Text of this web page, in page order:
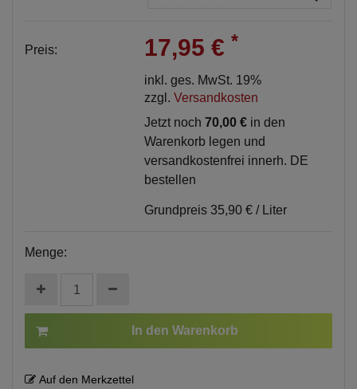
Preis: 17,95 € *
inkl. ges. MwSt. 19%
zzgl. Versandkosten
Jetzt noch 70,00 € in den
Warenkorb legen und
versandkostenfrei innerh. DE
bestellen
Grundpreis 35,90 € / Liter
Menge:
In den Warenkorb
Auf den Merkzettel